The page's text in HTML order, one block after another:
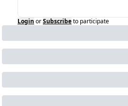
Login orSubscribeto participate